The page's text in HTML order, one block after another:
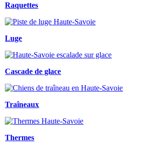
Raquettes
Luge
Cascade de glace
Traîneaux
Thermes